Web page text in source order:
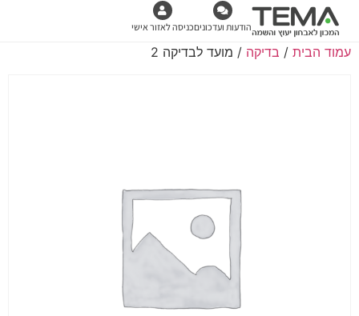
הודעות ועדכוניםכניסה לאזור אישי
עמוד הבית / בדיקה / מועד לבדיקה 2